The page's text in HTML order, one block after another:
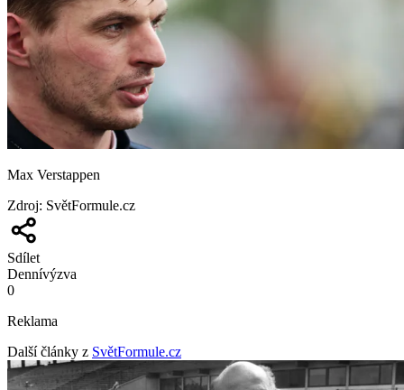
Max Verstappen
Zdroj: SvětFormule.cz
Sdílet
Dennívýzva
0
Reklama
Další články z SvětFormule.cz